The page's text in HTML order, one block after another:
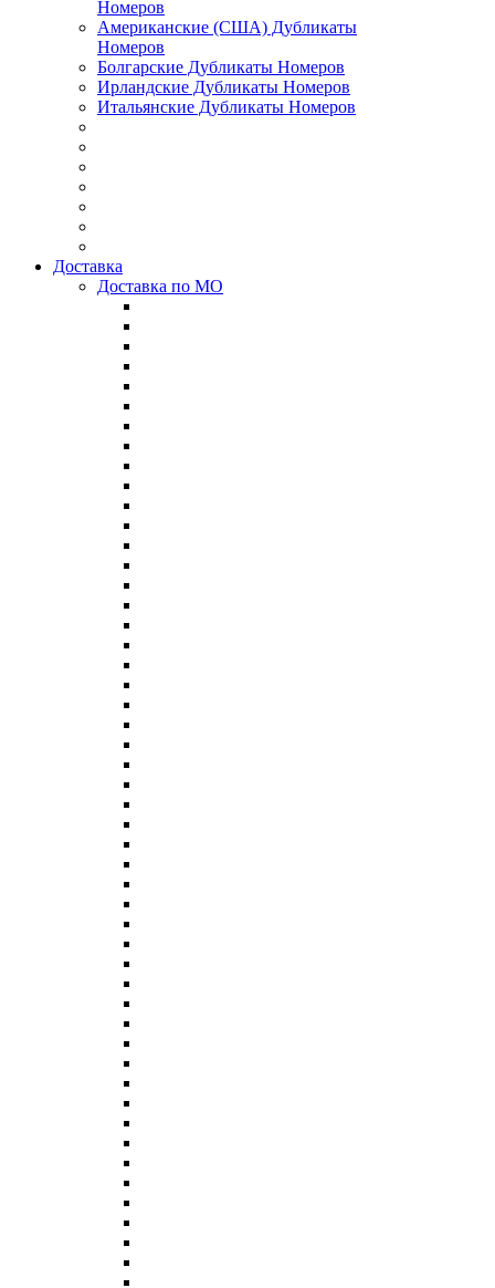
Номеров
Американские (США) Дубликаты
Номеров
Болгарские Дубликаты Номеров
Ирландские Дубликаты Номеров
Итальянские Дубликаты Номеров
Доставка
Доставка по МО